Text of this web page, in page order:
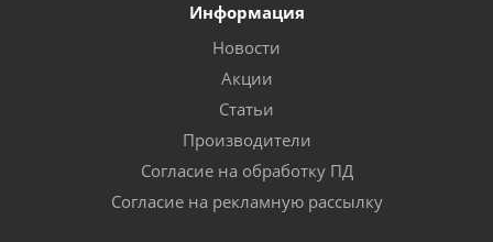
Информация
Новости
Акции
Статьи
Производители
Согласие на обработку ПД
Согласие на рекламную рассылку